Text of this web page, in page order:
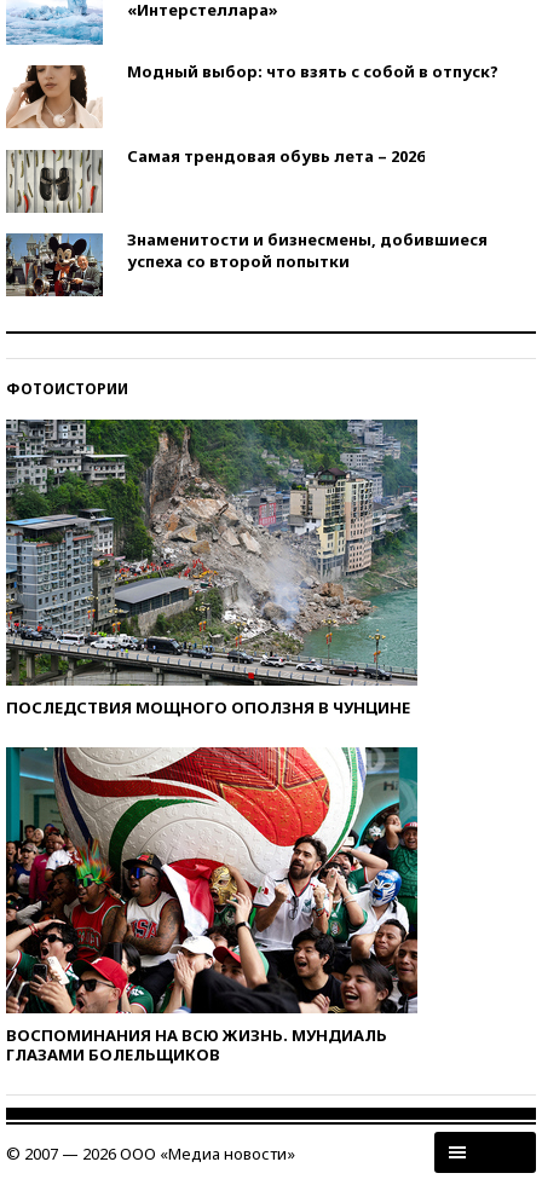
«Интерстеллара»
Модный выбор: что взять с собой в отпуск?
Самая трендовая обувь лета – 2026
Знаменитости и бизнесмены, добившиеся
успеха со второй попытки
ФОТОИСТОРИИ
ПОСЛЕДСТВИЯ МОЩНОГО ОПОЛЗНЯ В ЧУНЦИНЕ
ВОСПОМИНАНИЯ НА ВСЮ ЖИЗНЬ. МУНДИАЛЬ
ГЛАЗАМИ БОЛЕЛЬЩИКОВ
© 2007 — 2026 ООО «Медиа новости»